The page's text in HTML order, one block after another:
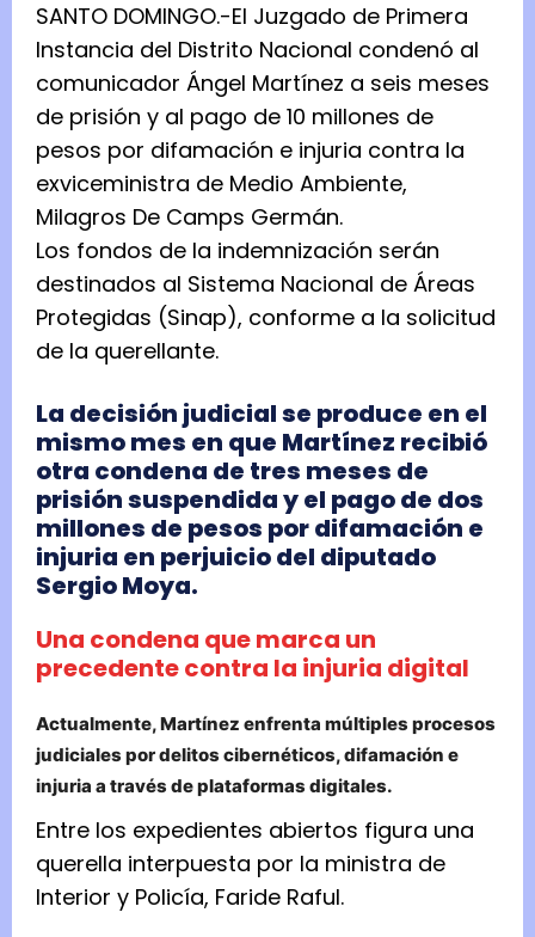
SANTO DOMINGO.-El Juzgado de Primera
Instancia del Distrito Nacional condenó al
comunicador Ángel Martínez a seis meses
de prisión y al pago de 10 millones de
pesos por difamación e injuria contra la
exviceministra de Medio Ambiente,
Milagros De Camps Germán.
Los fondos de la indemnización serán
destinados al Sistema Nacional de Áreas
Protegidas (Sinap), conforme a la solicitud
de la querellante.
La decisión judicial se produce en el
mismo mes en que Martínez recibió
otra condena de tres meses de
prisión suspendida y el pago de dos
millones de pesos por difamación e
injuria en perjuicio del diputado
Sergio Moya.
Una condena que marca un
precedente contra la injuria digital
Actualmente, Martínez enfrenta múltiples procesos
judiciales por delitos cibernéticos, difamación e
injuria a través de plataformas digitales.
Entre los expedientes abiertos figura una
querella interpuesta por la ministra de
Interior y Policía, Faride Raful.